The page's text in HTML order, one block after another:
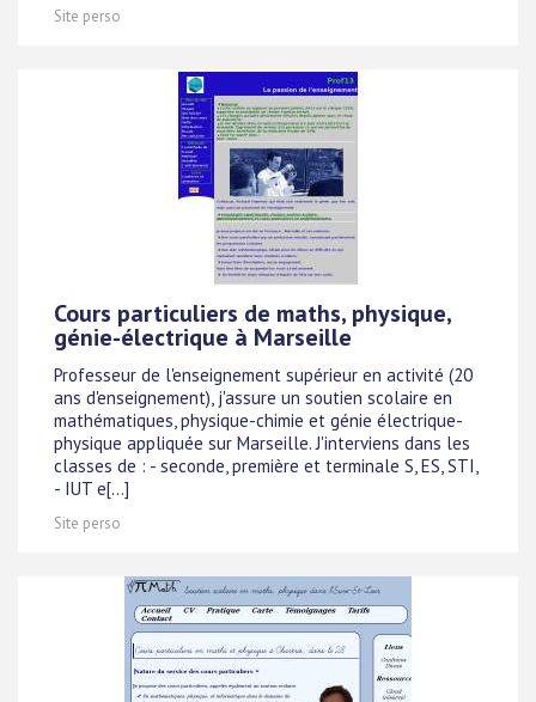
Site perso
Cours particuliers de maths, physique,
génie-électrique à Marseille
Professeur de l'enseignement supérieur en activité (20
ans d'enseignement), j'assure un soutien scolaire en
mathématiques, physique-chimie et génie électrique-
physique appliquée sur Marseille. J'interviens dans les
classes de : - seconde, première et terminale S, ES, STI,
- IUT e[...]
Site perso